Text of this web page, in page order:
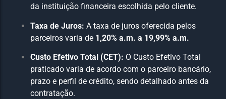
da instituição financeira escolhida pelo cliente.
Taxa de Juros: A taxa de juros oferecida pelos
parceiros varia de 1,20% a.m. a 19,99% a.m.
Custo Efetivo Total (CET): O Custo Efetivo Total
praticado varia de acordo com o parceiro bancário,
prazo e perfil de crédito, sendo detalhado antes da
contratação.